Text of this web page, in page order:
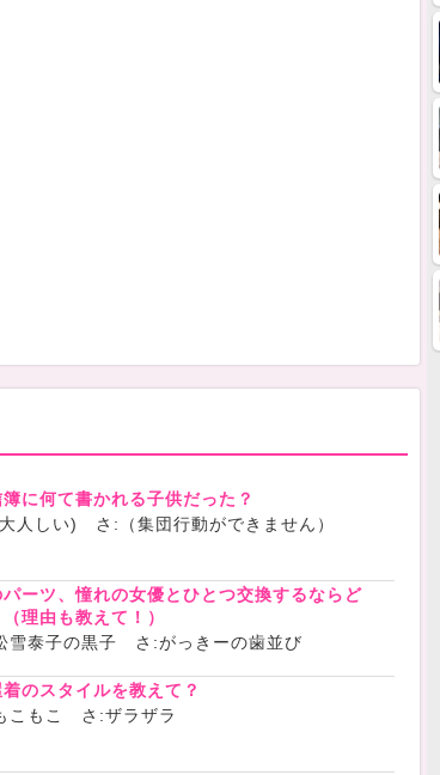
に何て書かれる子供だった？
人しい) さ:（集団行動ができません）
パーツ、憧れの女優とひとつ交換するならど
理由も教えて！）
雪泰子の黒子 さ:がっきーの歯並び
のスタイルを教えて？
こもこ さ:ザラザラ